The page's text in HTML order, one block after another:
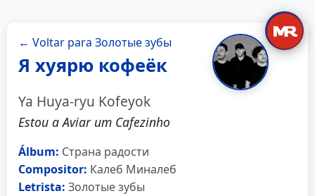
← Voltar para Золотые зубы
Я хуярю кофеёк
Ya Huya-ryu Kofeyok
Estou a Aviar um Cafezinho
Álbum: Страна радости
Compositor: Калеб Миналеб
Letrista: Золотые зубы